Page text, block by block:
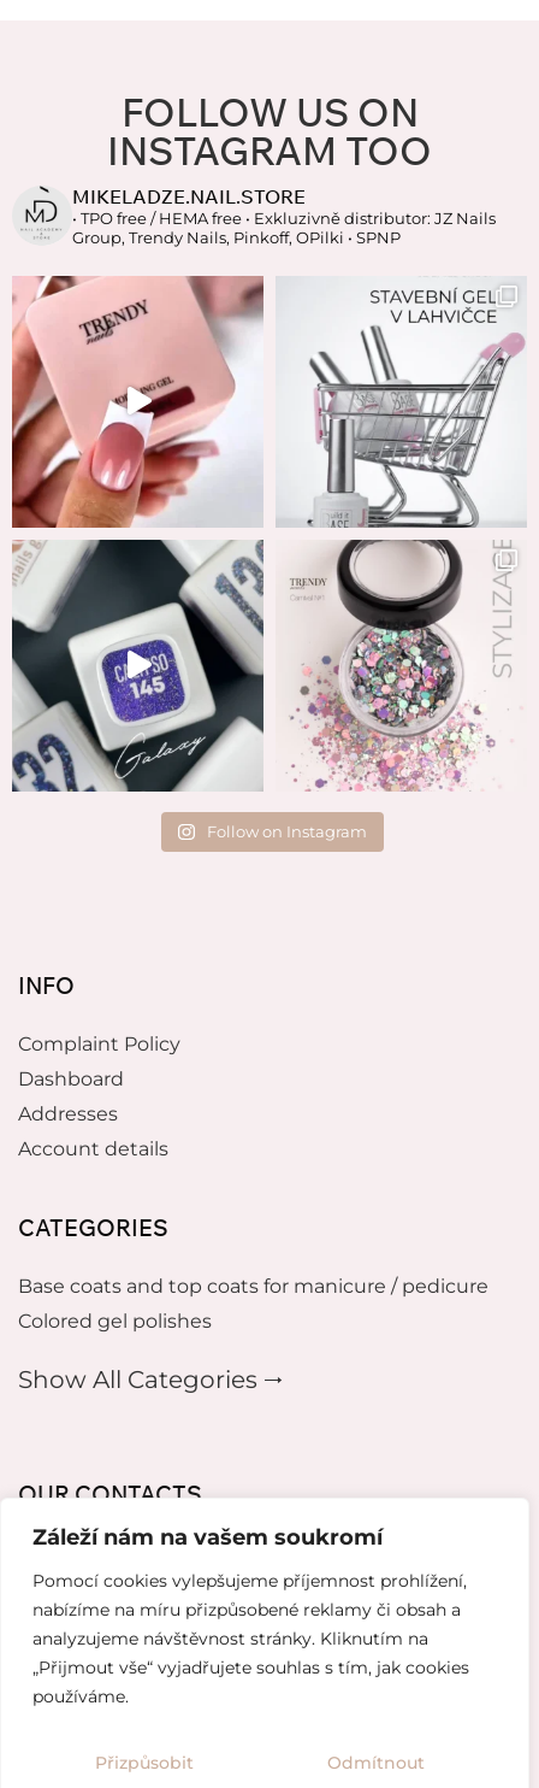
Záleží nám na vašem soukromí
Pomocí cookies vylepšujeme příjemnost prohlížení,
nabízíme na míru přizpůsobené reklamy či obsah a
analyzujeme návštěvnost stránky. Kliknutím na
„Přijmout vše“ vyjadřujete souhlas s tím, jak cookies
používáme.
Přizpůsobit Odmítnout
FOLLOW US ON
INSTAGRAM TOO
MIKELADZE.NAIL.STORE
• TPO free / HEMA free • Exkluzivně distributor: JZ Nails
Group, Trendy Nails, Pinkoff, OPilki • SPNP
Follow on Instagram
INFO
Complaint Policy
Dashboard
Addresses
Account details
CATEGORIES
Base coats and top coats for manicure / pedicure
Colored gel polishes
Show All Categories 🠂
OUR CONTACTS
mikeladzebeauty@gmail.com
+420 773 724 042
Thámova 221, 186 00 Karlín, Česko